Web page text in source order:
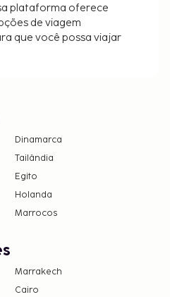
plataforma oferece
de viagem
que você possa viajar
Dinamarca
Tailândia
Egito
Holanda
Marrocos
Marrakech
Cairo